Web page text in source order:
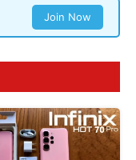
Join Now